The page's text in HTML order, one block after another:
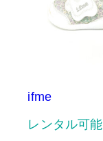
ifme
レンタル可能